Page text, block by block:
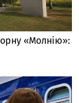
«Молнію»: